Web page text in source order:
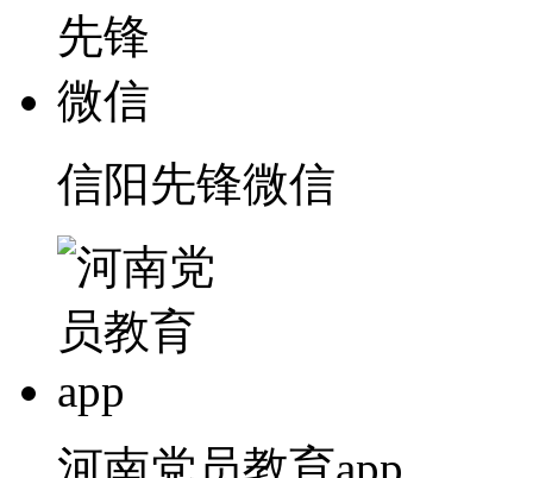
信阳先锋微信
河南党员教育app